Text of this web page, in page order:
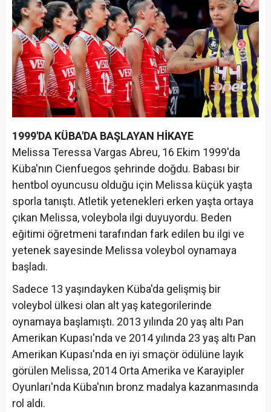
1999'DA KÜBA'DA BAŞLAYAN HİKAYE
Melissa Teressa Vargas Abreu, 16 Ekim 1999'da
Küba'nın Cienfuegos şehrinde doğdu. Babası bir
hentbol oyuncusu olduğu için Melissa küçük yaşta
sporla tanıştı. Atletik yetenekleri erken yaşta ortaya
çıkan Melissa, voleybola ilgi duyuyordu. Beden
eğitimi öğretmeni tarafından fark edilen bu ilgi ve
yetenek sayesinde Melissa voleybol oynamaya
başladı.
Sadece 13 yaşındayken Küba'da gelişmiş bir
voleybol ülkesi olan alt yaş kategorilerinde
oynamaya başlamıştı. 2013 yılında 20 yaş altı Pan
Amerikan Kupası'nda ve 2014 yılında 23 yaş altı Pan
Amerikan Kupası'nda en iyi smaçör ödülüne layık
görülen Melissa, 2014 Orta Amerika ve Karayipler
Oyunları'nda Küba'nın bronz madalya kazanmasında
rol aldı.